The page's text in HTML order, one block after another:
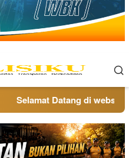
Selamat Datang di website